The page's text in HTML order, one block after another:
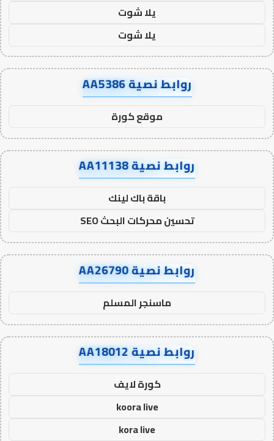
يلا شوت
يلا شوت
روابط نصية AA5386
موقع كورة
روابط نصية AA11138
باقة باك لينك
تحسين محركات البحث SEO
روابط نصية AA26790
ماسنجر المسلم
روابط نصية AA18012
كورة لايف
koora live
kora live